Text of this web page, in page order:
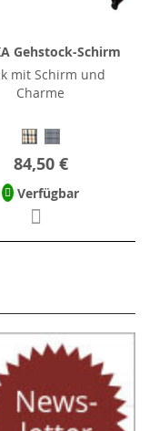
Gehstock-Schirm
mit Schirm und
Charme
84,50 €
Verfügbar